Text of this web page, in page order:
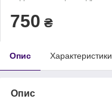
750 ₴
Опис Характеристики
Опис